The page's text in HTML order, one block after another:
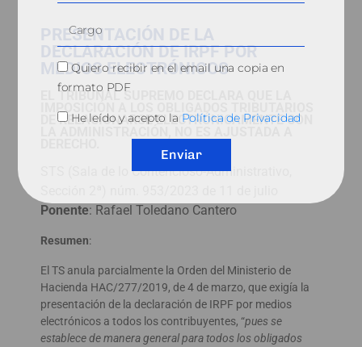
PRESENTACIÓN DE LA
DECLARACIÓN DE IRPF POR
MEDIOS ELECTRÓNICOS
EL TRIBUNAL SUPREMO DECLARA QUE LA
IMPOSICIÓN A LOS OBLIGADOS TRIBUTARIOS
DE RELACIONARSE ELECTRÓNICAMENTE CON
STS (Sala de lo Contencioso-Administrativo,
Ponente: Rafael Toledano Cantero
Resumen:
El TS anula parcialmente la Orden del Ministerio de
Hacienda HAC/277/2019, de 4 de marzo, que exigía la
presentación de la declaración de IRPF por medios
electrónicos a todos los contribuyentes, “pues se
establece de manera general para todos los obligados
Quiero recibir en el email una copia en
formato PDF
He leído y acepto la Política de Privacidad
Enviar